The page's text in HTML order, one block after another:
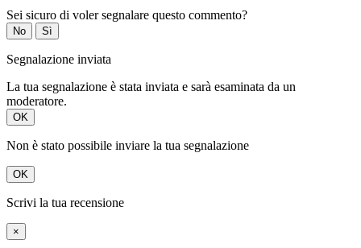
Sei sicuro di voler segnalare questo commento?
No Sì
Segnalazione inviata
La tua segnalazione è stata inviata e sarà esaminata da un
moderatore.
OK
Non è stato possibile inviare la tua segnalazione
OK
Scrivi la tua recensione
×